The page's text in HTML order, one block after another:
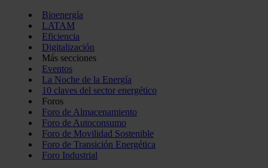
Bioenergía
LATAM
Eficiencia
Digitalización
Más secciones
Eventos
La Noche de la Energía
10 claves del sector energético
Foros
Foro de Almacenamiento
Foro de Autoconsumo
Foro de Movilidad Sostenible
Foro de Transición Energética
Foro Industrial